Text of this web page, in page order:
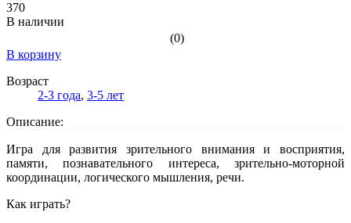
370
В наличии
(0)
В корзину
Возраст
2-3 года, 3-5 лет
Описание:
Игра для развития зрительного внимания и восприятия,
памяти, познавательного интереса, зрительно-моторной
координации, логического мышления, речи.
Как играть?